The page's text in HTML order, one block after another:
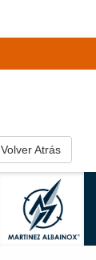
Volver Atrás